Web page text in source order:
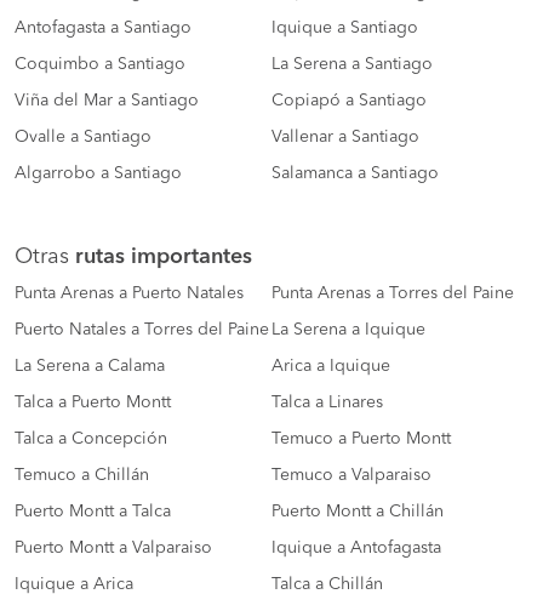
Antofagasta a Santiago Iquique a Santiago
Coquimbo a Santiago La Serena a Santiago
Viña del Mar a Santiago Copiapó a Santiago
Ovalle a Santiago Vallenar a Santiago
Algarrobo a Santiago Salamanca a Santiago
Otras rutas importantes
Punta Arenas a Puerto Natales Punta Arenas a Torres del Paine
Puerto Natales a Torres del Paine La Serena a Iquique
La Serena a Calama Arica a Iquique
Talca a Puerto Montt Talca a Linares
Talca a Concepción Temuco a Puerto Montt
Temuco a Chillán Temuco a Valparaiso
Puerto Montt a Talca Puerto Montt a Chillán
Puerto Montt a Valparaiso Iquique a Antofagasta
Iquique a Arica Talca a Chillán